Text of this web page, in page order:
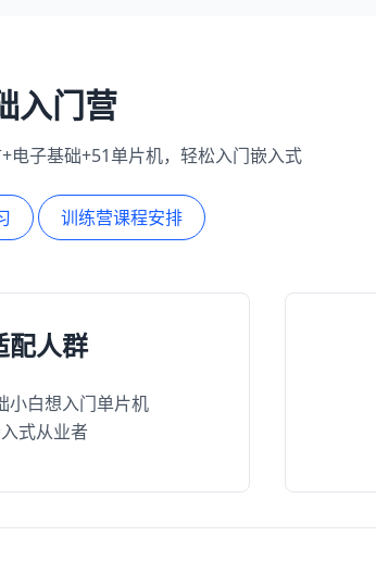
入门营
电子基础+51单片机，轻松入门嵌入式
训练营课程安排
配人群
小白想入门单片机
式从业者